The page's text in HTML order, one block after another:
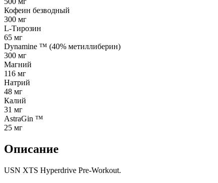
Кофеин безводный
300 мг
L-Тирозин
65 мг
Dynamine ™ (40% метиллиберин)
300 мг
Магний
116 мг
Натрий
48 мг
Калий
31 мг
AstraGin ™
25 мг
Описание
USN XTS Hyperdrive Pre-Workout.